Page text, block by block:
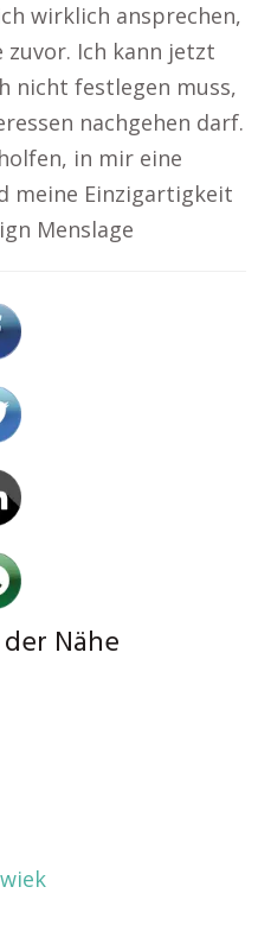
wirklich ansprechen,
Ich kann jetzt
nicht festlegen muss,
nachgehen darf.
in mir eine
meine Einzigartigkeit
Menslage
Nähe